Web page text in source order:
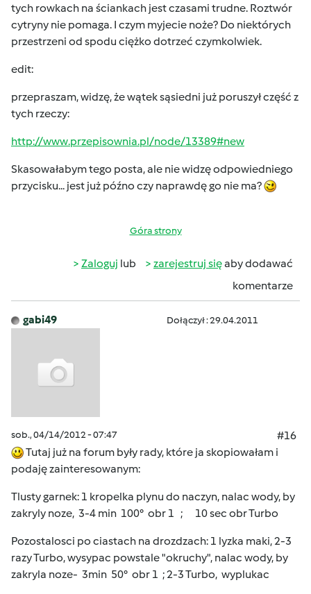
tych rowkach na ściankach jest czasami trudne. Roztwór
cytryny nie pomaga. I czym myjecie noże? Do niektórych
przestrzeni od spodu ciężko dotrzeć czymkolwiek.
edit:
przepraszam, widzę, że wątek sąsiedni już poruszył część z
tych rzeczy:
http://www.przepisownia.pl/node/13389#new
Skasowałabym tego posta, ale nie widzę odpowiedniego
przycisku... jest już późno czy naprawdę go nie ma?
Góra strony
Zaloguj lub zarejestruj sięaby dodawać
komentarze
gabi49 Dołączył : 29.04.2011
sob., 04/14/2012 - 07:47
#16
Tutaj już na forum były rady, które ja skopiowałam i
podaję zainteresowanym:
Tlusty garnek: 1 kropelka plynu do naczyn, nalac wody, by
zakryly noze, 3-4 min 100° obr 1 ; 10 sec obr Turbo
Pozostalosci po ciastach na drozdzach: 1 lyzka maki, 2-3
razy Turbo, wysypac powstale "okruchy", nalac wody, by
zakryla noze- 3min 50° obr 1 ; 2-3 Turbo, wyplukac